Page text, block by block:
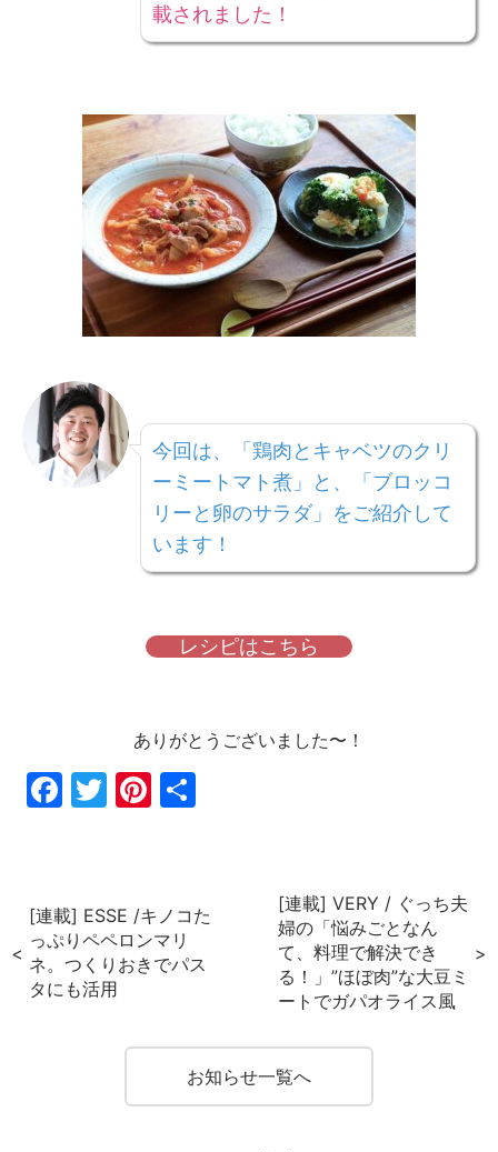
載されました！
今回は、「鶏肉とキャベツのクリ
ーミートマト煮」
と、「ブロッコ
リーと卵のサラダ」 をご紹介して
います！
レシピはこちら
ありがとうございました〜！
Fac
Twi
Pin
[連載] ESSE /キノコた
っぷりペペロンマリ
ネ。つくりおきでパス
タにも活用
[連載] VERY / ぐっち夫
婦の「悩みごとなん
て、料理で解決でき
る！」”ほぼ肉”な大豆ミ
ートでガパオライス風
お知らせ一覧へ